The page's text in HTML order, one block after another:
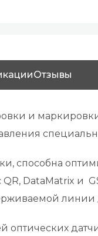
Отзывы
и
способна
QR, DataMatrix
оптических